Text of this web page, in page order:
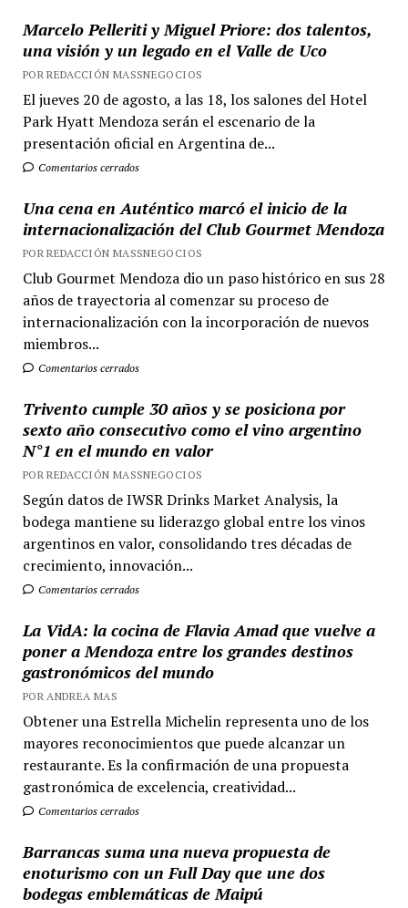
Marcelo Pelleriti y Miguel Priore: dos talentos,
una visión y un legado en el Valle de Uco
POR REDACCIÓN MASSNEGOCIOS
El jueves 20 de agosto, a las 18, los salones del Hotel
Park Hyatt Mendoza serán el escenario de la
presentación oficial en Argentina de...
Comentarios cerrados
Una cena en Auténtico marcó el inicio de la
internacionalización del Club Gourmet Mendoza
POR REDACCIÓN MASSNEGOCIOS
Club Gourmet Mendoza dio un paso histórico en sus 28
años de trayectoria al comenzar su proceso de
internacionalización con la incorporación de nuevos
miembros...
Comentarios cerrados
Trivento cumple 30 años y se posiciona por
sexto año consecutivo como el vino argentino
N°1 en el mundo en valor
POR REDACCIÓN MASSNEGOCIOS
Según datos de IWSR Drinks Market Analysis, la
bodega mantiene su liderazgo global entre los vinos
argentinos en valor, consolidando tres décadas de
crecimiento, innovación...
Comentarios cerrados
La VidA: la cocina de Flavia Amad que vuelve a
poner a Mendoza entre los grandes destinos
gastronómicos del mundo
POR ANDREA MAS
Obtener una Estrella Michelin representa uno de los
mayores reconocimientos que puede alcanzar un
restaurante. Es la confirmación de una propuesta
gastronómica de excelencia, creatividad...
Comentarios cerrados
Barrancas suma una nueva propuesta de
enoturismo con un Full Day que une dos
bodegas emblemáticas de Maipú